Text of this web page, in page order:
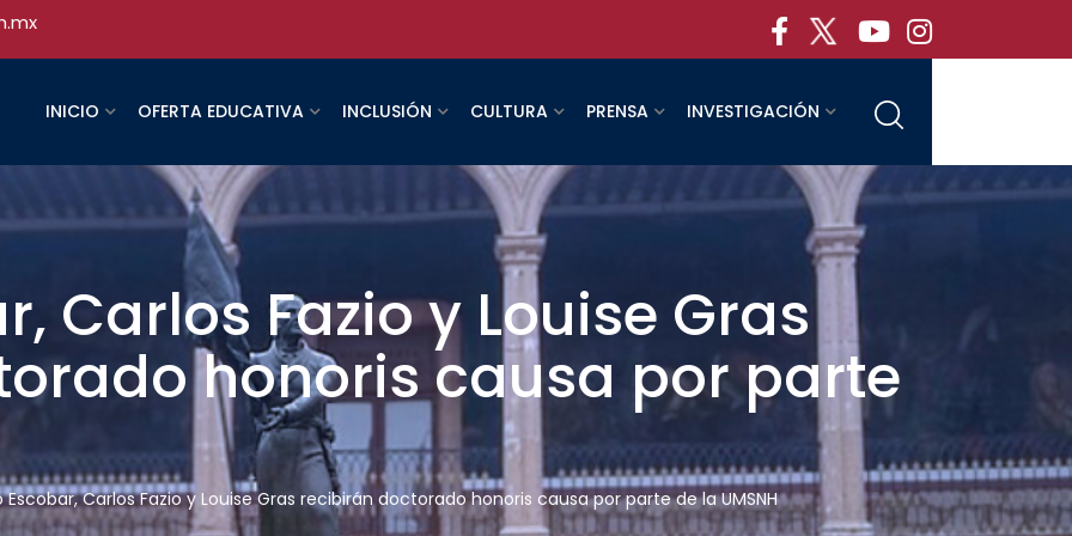
INICIO OFERTA EDUCATIVA INCLUSIÓN CULTURA PRENSA INVESTIGACIÓN
Carlos Fazio y Louise Gras
honoris causa por parte
Escobar, Carlos Fazio y Louise Gras recibirán doctorado honoris causa por parte de la UMSNH